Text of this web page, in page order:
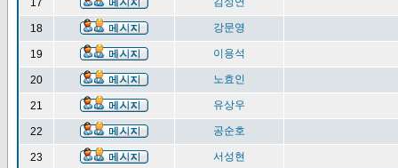
17
18 강문영
19 이용석
20 노효인
21 유상우
22 공순호
23 서성현